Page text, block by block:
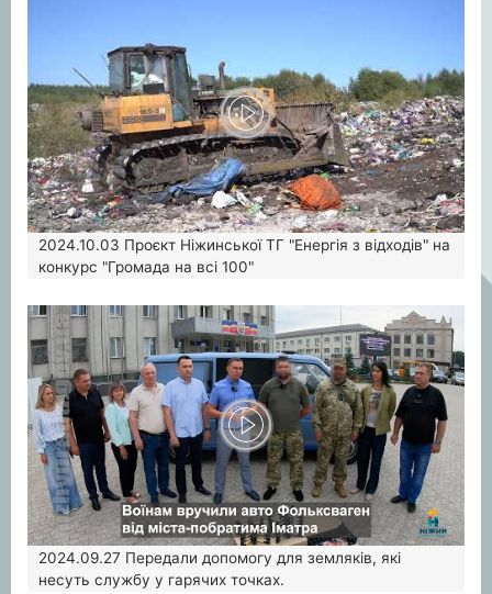
2024.10.03 Проєкт Ніжинської ТГ "Енергія з відходів" на
конкурс "Громада на всі 100"
2024.09.27 Передали допомогу для земляків, які
несуть службу у гарячих точках.